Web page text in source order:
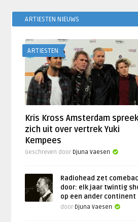
ARTIESTEN NIEUWS
ARTIESTEN
Kris Kross Amsterdam
zich uit over vertrek Yuki
Kempees
Geschreven door Djuna Vaesen
Radiohead zet
door: elk jaar twintig
op een ander continent
door Djuna Vaesen